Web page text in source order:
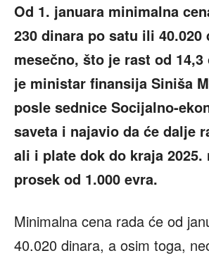
Od 1. januara minimalna
230 dinara po satu ili 40.020
mesečno, što je rast od
je ministar finansija Siniša
posle sednice Socijalno-
saveta i najavio da će dalje
ali i plate dok do kraja 2025.
prosek od 1.000 evra.
Minimalna cena rada će od
40.020 dinara, a osim toga,